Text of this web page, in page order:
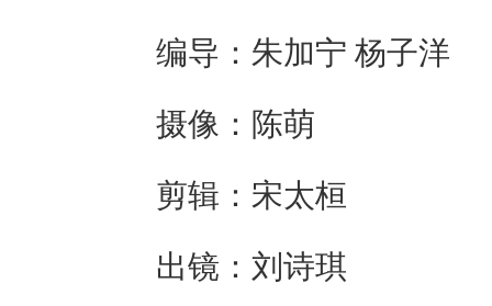
编导：朱加宁 杨子洋
摄像：陈萌
剪辑：宋太桓
出镜：刘诗琪